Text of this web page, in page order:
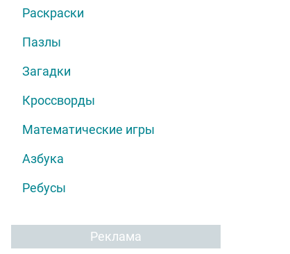
Раскраски
Пазлы
Загадки
Кроссворды
Математические игры
Азбука
Ребусы
Реклама